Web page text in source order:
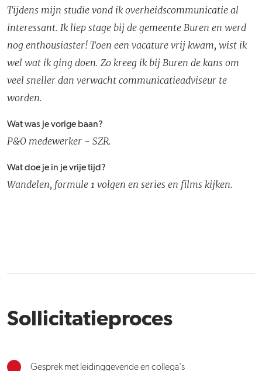
Tijdens mijn studie vond ik overheidscommunicatie al
interessant. Ik liep stage bij de gemeente Buren en werd
nog enthousiaster! Toen een vacature vrij kwam, wist ik
wel wat ik ging doen. Zo kreeg ik bij Buren de kans om
veel sneller dan verwacht communicatieadviseur te
worden.
Wat was je vorige baan?
P&O medewerker - SZR.
Wat doe je in je vrije tijd?
Wandelen, formule 1 volgen en series en films kijken.
Sollicitatieproces
Gesprek met leidinggevende en collega's